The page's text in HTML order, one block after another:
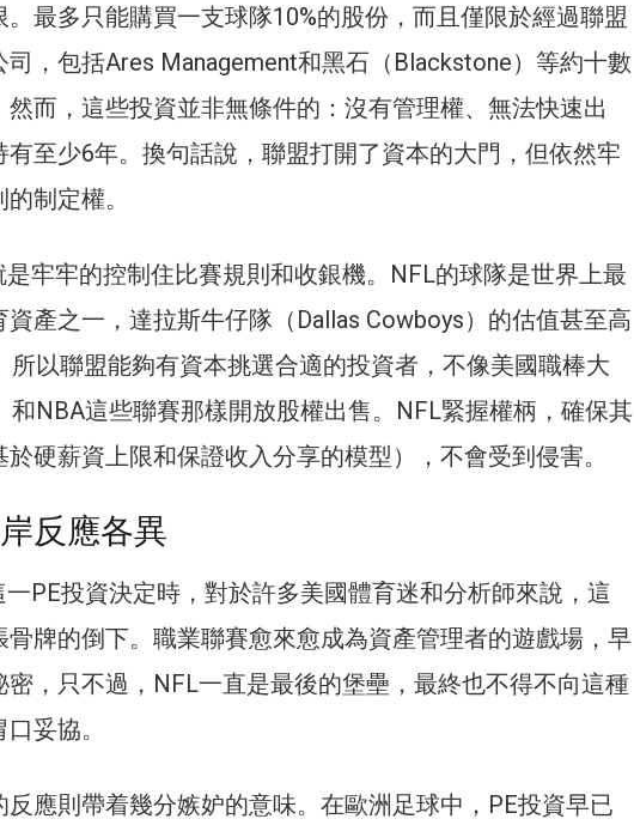
。最多只能購買一支球隊10%的股份，而且僅限於經過聯盟
司，包括Ares Management和黑石（Blackstone）等約十數
然而，這些投資並非無條件的：沒有管理權、無法快速出
有至少6年。換句話說，聯盟打開了資本的大門，但依然牢
制定權。
牢牢的控制住比賽規則和收銀機。NFL的球隊是世界上最
資產之一，達拉斯牛仔隊（Dallas Cowboys）的估值甚至高
所以聯盟能夠有資本挑選合適的投資者，不像美國職棒大
和NBA這些聯賽那樣開放股權出售。NFL緊握權柄，確保其
硬薪資上限和保證收入分享的模型），不會受到侵害。
反應各異
PE投資決定時，對於許多美國體育迷和分析師來說，這
骨牌的倒下。職業聯賽愈來愈成為資產管理者的遊戲場，早
密，只不過，NFL一直是最後的堡壘，最終也不得不向這種
妥協。
反應則帶着幾分嫉妒的意味。在歐洲足球中，PE投資早已